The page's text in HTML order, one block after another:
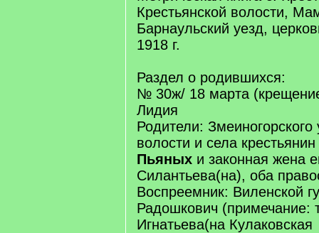
Крестьянской волости,
Барнаульский уезд,
1918 г.
Раздел о родившихся:
№ 30ж/ 18 марта
Лидия
Родители: Змеиногорского
волости и села
Пьяных и законная жена
Силантьева(на), оба
Воспреемник: Виленской
Радошкович (примечание:
Игнатьева(на Кулаковская